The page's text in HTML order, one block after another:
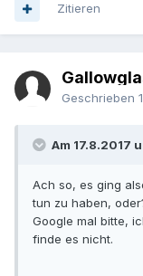
Zitieren
Geschrieben
Am 17.8.2017
Ach so, es ging
tun zu haben,
Google mal bitte,
finde es nicht.